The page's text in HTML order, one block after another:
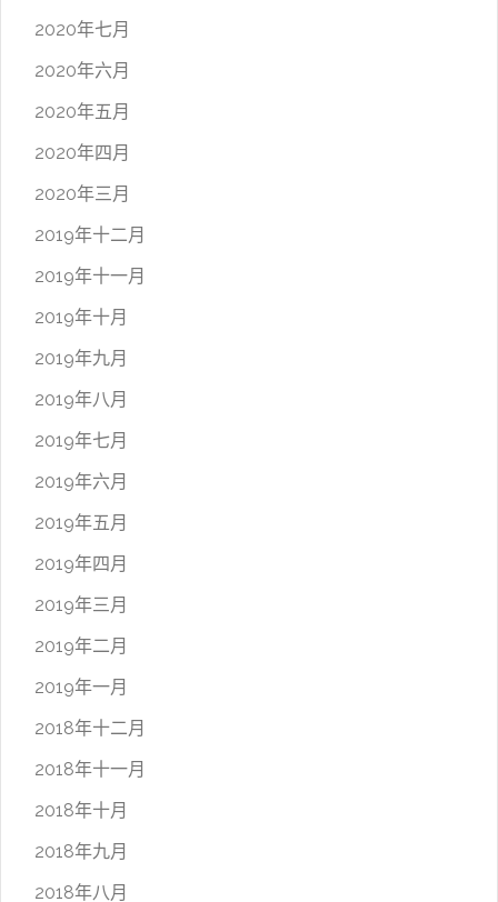
2020年七月
2020年六月
2020年五月
2020年四月
2020年三月
2019年十二月
2019年十一月
2019年十月
2019年九月
2019年八月
2019年七月
2019年六月
2019年五月
2019年四月
2019年三月
2019年二月
2019年一月
2018年十二月
2018年十一月
2018年十月
2018年九月
2018年八月